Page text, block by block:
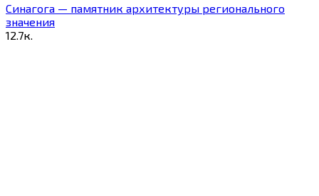
Синагога — памятник архитектуры регионального
значения
12.7к.